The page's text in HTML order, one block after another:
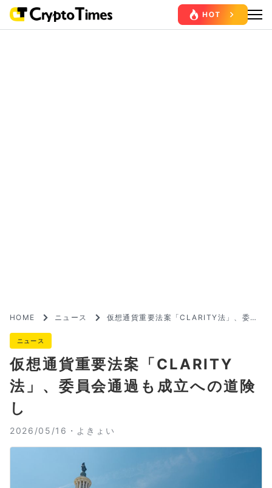
HOME ニュース
仮想通貨重要法案「CLARITY法」、委員
ニュース
仮想通貨重要法案「CLARITY
法」、委員会通過も成立への道険
し
2026/05/16・ よきょい